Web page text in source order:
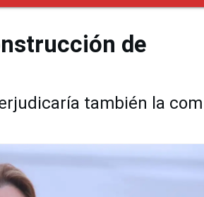
de
también la